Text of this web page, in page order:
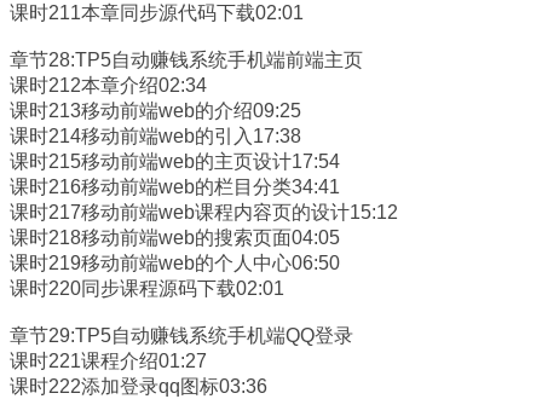
课时211本章同步源代码下载02:01
章节28:TP5自动赚钱系统手机端前端主页
课时212本章介绍02:34
课时213移动前端web的介绍09:25
课时214移动前端web的引入17:38
课时215移动前端web的主页设计17:54
课时216移动前端web的栏目分类34:41
课时217移动前端web课程内容页的设计15:12
课时218移动前端web的搜索页面04:05
课时219移动前端web的个人中心06:50
课时220同步课程源码下载02:01
章节29:TP5自动赚钱系统手机端QQ登录
课时221课程介绍01:27
课时222添加登录qq图标03:36